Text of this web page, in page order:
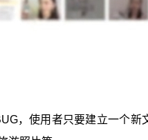
，使用者只要建立一个新